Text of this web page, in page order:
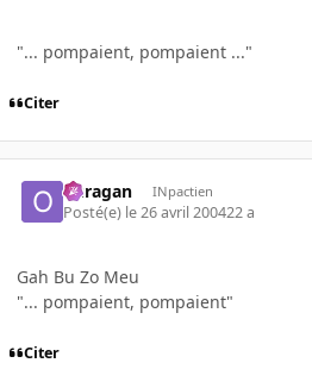
"... pompaient, pompaient ..."
Citer
ouragan INpactien
Posté(e) le 26 avril 200422 a
Gah Bu Zo Meu
"... pompaient, pompaient"
Citer